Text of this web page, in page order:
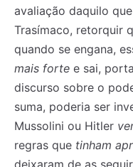
avaliação daquilo
Trasímaco, retorquir
quando se engana,
mais forte e sai,
discurso sobre o
suma, poderia ser
Mussolini ou Hitler
regras que tinham